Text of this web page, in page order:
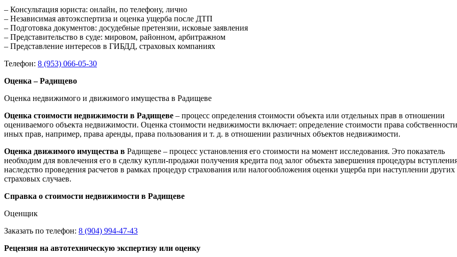
– Консультация юриста: онлайн, по телефону, лично
– Независимая автоэкспертиза и оценка ущерба после ДТП
– Подготовка документов: досудебные претензии, исковые заявления
– Представительство в суде: мировом, районном, арбитражном
– Представление интересов в ГИБДД, страховых компаниях
Телефон: 8 (953) 066-05-30
Оценка – Радищево
Оценка недвижимого и движимого имущества в Радищеве
Оценка стоимости недвижимости в Радищеве – процесс определения стоимости объекта или отдельных прав в отношении
оцениваемого объекта недвижимости. Оценка стоимости недвижимости включает: определение стоимости права
иных прав, например, права аренды, права пользования и т. д. в отношении различных объектов недвижимости.
Оценка движимого имущества в Радищеве – процесс установления его стоимости на момент исследования. Это показатель
необходим для вовлечения его в сделку купли-продажи получения кредита под залог объекта завершения процедуры
наследство проведения расчетов в рамках процедур страхования или налогообложения оценки ущерба при наступлении других
страховых случаев.
Справка о стоимости недвижимости в Радищеве
Оценщик
Заказать по телефон: 8 (904) 994-47-43
Рецензия на автотехническую экспертизу или оценку